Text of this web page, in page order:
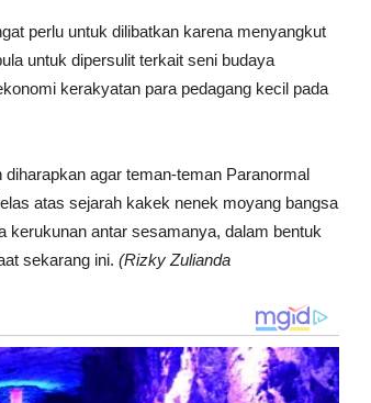
perlu untuk dilibatkan karena menyangkut
untuk dipersulit terkait seni budaya
kerakyatan para pedagang kecil pada
agar teman-teman Paranormal
atas sejarah kakek nenek moyang bangsa
kerukunan antar sesamanya, dalam bentuk
sekarang ini. (Rizky Zulianda